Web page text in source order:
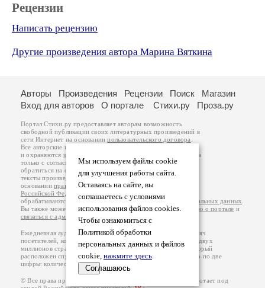
Рецензии
Написать рецензию
Другие произведения автора Марина Вяткина
Мы используем файлы cookie
для улучшения работы сайта.
Оставаясь на сайте, вы
соглашаетесь с условиями
использования файлов cookies.
Чтобы ознакомиться с
Политикой обработки
персональных данных и файлов
cookie, нажмите здесь.
Соглашаюсь
Авторы Произведения Рецензии Поиск
Магазин
Вход для авторов
О портале Стихи.ру Проза.ру
Портал Стихи.ру предоставляет авторам возможность
свободной публикации своих литературных произведений в
сети Интернет на основаниипользовательского договора
Все авторские права на произведения принадлежат авторам
и охраняются законом
. Перепечатка произведений возможна
только с согласия его автора, к которому вы можете
обратиться на его авторской странице. Ответственность за
тексты произведений авторы несут самостоятельно на
основанииправил публикацииизаконодательства
Российской Федерации
обрабатываются на основанииПолитики обработки персональных данных
Вы также можете посмотреть более подробнуюинформацию о портале и
связаться с администрацией
Ежедневная аудитория портала Стихи.ру – порядка 200 тысяч
посетителей, которые в общей сумме просматривают более двух
миллионов страниц по данным счетчика посещаемости, который
расположен справа от этого текста. В каждой графе указано по две
цифры: количество просмотров и количество посетителей.
© Все права принадлежат авторам, 2000-2026. Портал работает под